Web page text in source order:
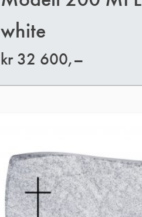
white
kr32 600,–